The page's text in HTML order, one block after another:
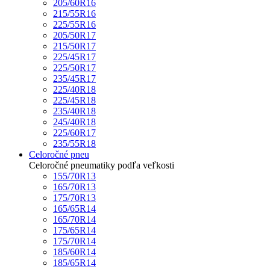
205/60R16
215/55R16
225/55R16
205/50R17
215/50R17
225/45R17
225/50R17
235/45R17
225/40R18
225/45R18
235/40R18
245/40R18
225/60R17
235/55R18
Celoročné pneu
Celoročné pneumatiky podľa veľkosti
155/70R13
165/70R13
175/70R13
165/65R14
165/70R14
175/65R14
175/70R14
185/60R14
185/65R14